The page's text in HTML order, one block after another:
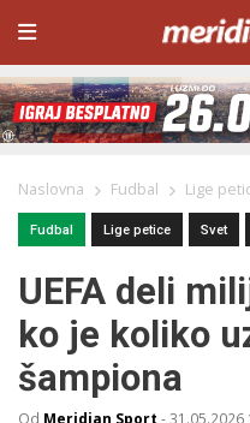
Naslovna Fudbal Lige
Fudbal Lige petice Svet
UEFA deli
ko je koliko
šampiona
Od Meridian Sport -31.05.2026